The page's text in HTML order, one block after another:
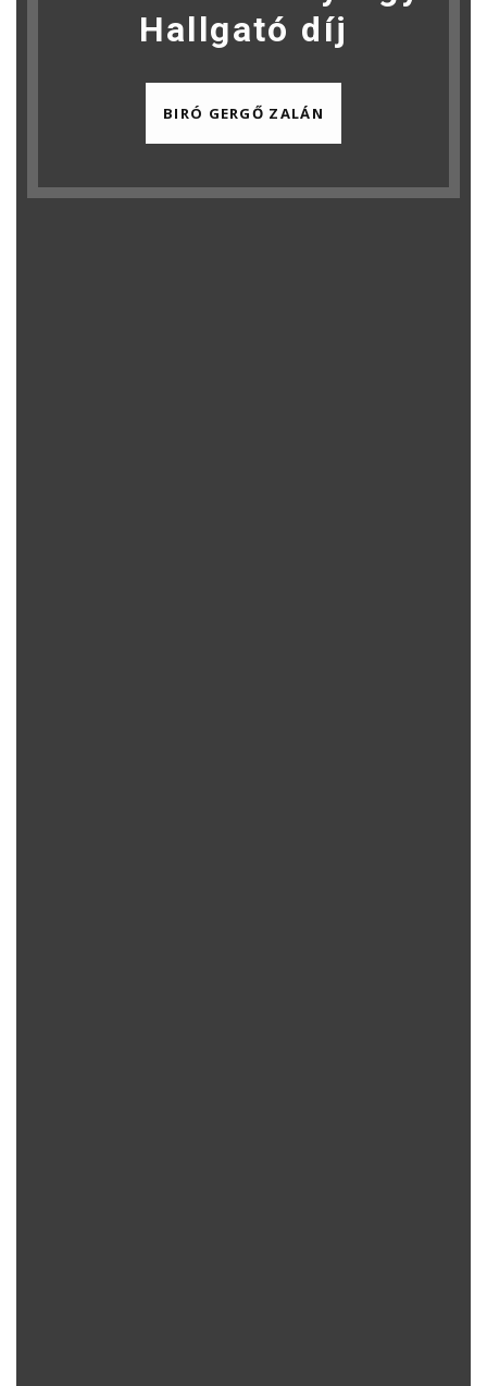
Hallgató díj
BIRÓ GERGŐ ZALÁN